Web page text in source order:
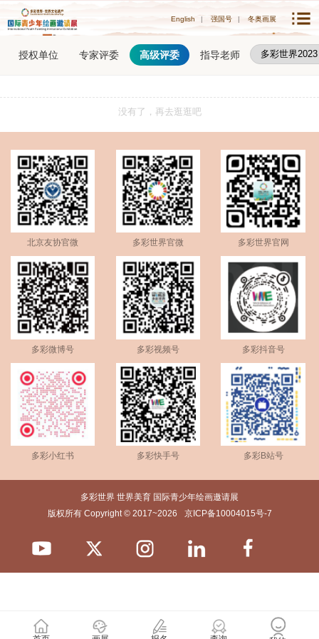
English | 强国号 | 冬奥画展
授权单位 专家评委 高级评委 指导老师
没有了，再去逛逛吧
北京友协官微 多彩世界官微 多彩世界官网
多彩微博号 多彩视频号 多彩抖音号
多彩小红书 多彩快手号 多彩B站号
多彩世界 世界美育 国际青少年绘画邀请展
版权所有 Copyright © 2017~2026
京ICP备10004015号-7